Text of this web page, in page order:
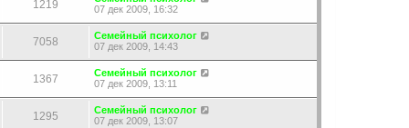
1219
07 дек 2009, 16:32
7058
Семейный психолог
07 дек 2009, 14:43
1367
Семейный психолог
07 дек 2009, 13:11
1295
Семейный психолог
07 дек 2009, 13:07